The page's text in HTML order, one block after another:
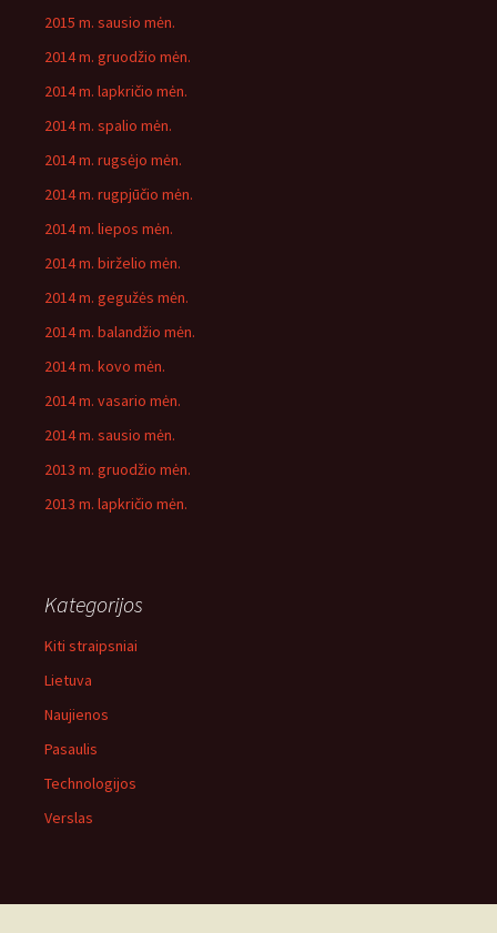
2015 m. sausio mėn.
2014 m. gruodžio mėn.
2014 m. lapkričio mėn.
2014 m. spalio mėn.
2014 m. rugsėjo mėn.
2014 m. rugpjūčio mėn.
2014 m. liepos mėn.
2014 m. birželio mėn.
2014 m. gegužės mėn.
2014 m. balandžio mėn.
2014 m. kovo mėn.
2014 m. vasario mėn.
2014 m. sausio mėn.
2013 m. gruodžio mėn.
2013 m. lapkričio mėn.
Kategorijos
Kiti straipsniai
Lietuva
Naujienos
Pasaulis
Technologijos
Verslas